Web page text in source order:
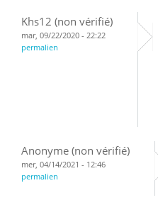
Khs12 (non vérifié)
mar, 09/22/2020 - 22:22
permalien
Anonyme (non vérifié)
mer, 04/14/2021 - 12:46
permalien